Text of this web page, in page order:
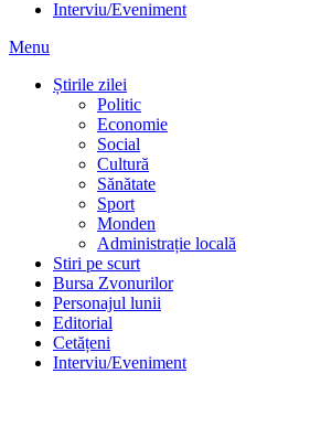
Interviu/Eveniment
Menu
Știrile zilei
Politic
Economie
Social
Cultură
Sănătate
Sport
Monden
Administrație locală
Stiri pe scurt
Bursa Zvonurilor
Personajul lunii
Editorial
Cetățeni
Interviu/Eveniment